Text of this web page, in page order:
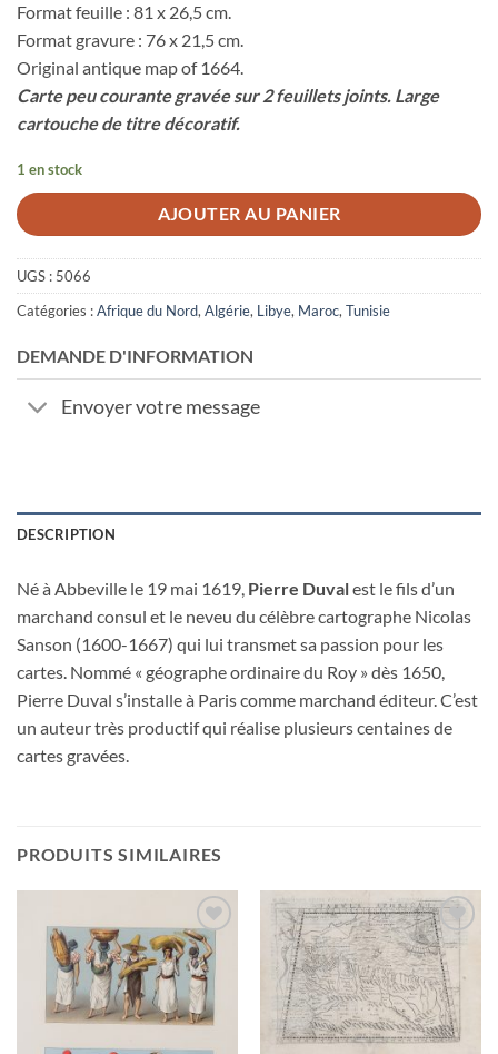
Format feuille : 81 x 26,5 cm.
Format gravure : 76 x 21,5 cm.
Original antique map of 1664.
Carte peu courante gravée sur 2 feuillets joints. Large
cartouche de titre décoratif.
1 en stock
AJOUTER AU PANIER
UGS : 5066
Catégories :Afrique du Nord,Algérie, Libye, Maroc,Tunisie
DEMANDE D'INFORMATION
Envoyer votre message
DESCRIPTION
Né à Abbeville le 19 mai 1619, Pierre Duvalest le fils d’un
marchand consul et le neveu du célèbre cartographe Nicolas
Sanson (1600-1667) qui lui transmet sa passion pour les
cartes. Nommé « géographe ordinaire du Roy » dès 1650,
Pierre Duval s’installe à Paris comme marchand éditeur. C’est
un auteur très productif qui réalise plusieurs centaines de
cartes gravées.
PRODUITS SIMILAIRES
Ajouter
à la
wishlist
Ajouter
à la
wishlist